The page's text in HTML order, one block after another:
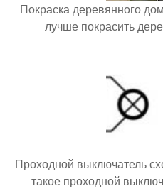
Покраска деревянного
лучше покрасить
Проходной выключатель
такое проходной